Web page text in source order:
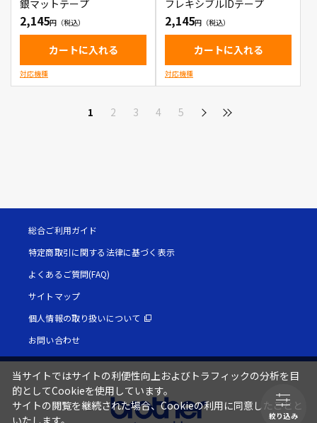
絞り込み
銀マットテープ
2,145
カートに入れる
対応機種
フレキシブルIDテープ
2,145
カートに入れる
対応機種
1 2 3 4 5
総合ご利用ガイド
特定商取引に関する法律に基づく表示
よくあるご質問(FAQ)
サイトマップ
個人情報の取り扱いについて
お問い合わせ
当サイトではサイトの利便性向上およびトラフィックの分析を目
的としてCookieを使用しています。
サイトの閲覧を継続された場合、Cookieの利用に同意したことと